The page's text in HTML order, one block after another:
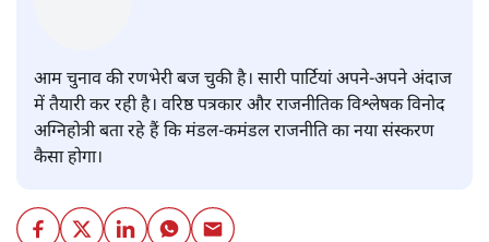
आम चुनाव की रणभेरी बज चुकी है। सारी पार्टियां अपने-अपने अंदाज
में तैयारी कर रही है। वरिष्ठ पत्रकार और राजनीतिक विश्लेषक विनोद
अग्निहोत्री बता रहे हैं कि मंडल-कमंडल राजनीति का नया संस्करण
कैसा होगा।